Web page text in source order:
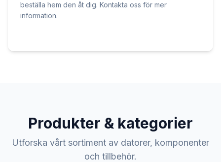
beställa hem den åt dig. Kontakta oss för mer
information.
Produkter & kategorier
Utforska vårt sortiment av datorer, komponenter
och tillbehör.